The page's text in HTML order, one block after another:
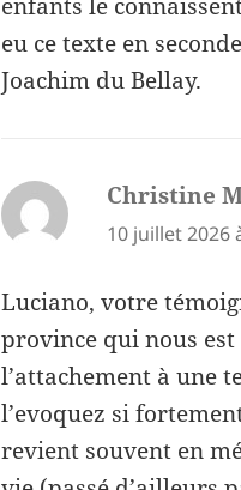
enfants le
eu ce texte en
Joachim du Bellay.
Christine
10 juillet 2026
Luciano, votre
province qui nous
l’attachement à une
l’evoquez si
revient souvent en